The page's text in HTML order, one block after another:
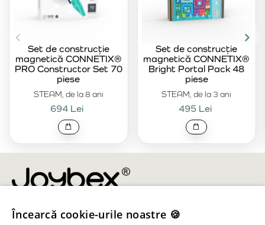
STEAM, de la 8 ani
Set de construcție
magnetică CONNETIX®
PRO Constructor Set 70
piese
694 Lei
STEAM, de la 3 ani
Set de construcție
magnetică CONNETIX®
Bright Portal Pack 48
piese
495 Lei
info@joybex.ro
Încearcă cookie-urile noastre 🍪